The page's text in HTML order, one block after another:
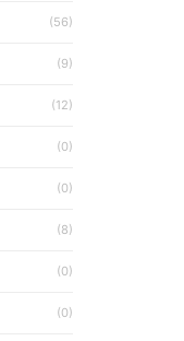
(56)
(9)
(12)
(0)
(0)
(8)
(0)
(0)